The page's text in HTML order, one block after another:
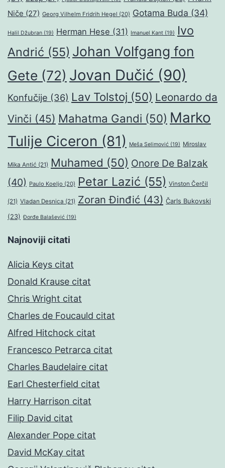
Niče (27) Georg Vilhelm Fridrih Hegel (20) Gotama Buda (34)
Halil Džubran (19) Herman Hese (31) Imanuel Kant (19)
Ivo
Andrić (55) Johan Volfgang fon
Gete (72) Jovan Dučić (90)
Konfučije (36) Lav Tolstoj (50) Leonardo da
Vinči (45) Mahatma Gandi (50) Marko
Tulije Ciceron (81) Meša Selimović (19) Miroslav
Mika Antić (21) Muhamed (50) Onore De Balzak
(40) Paulo Koeljo (20) Petar Lazić (55) Vinston Čerčil
(21) Vladan Desnica (21) Zoran Đinđić (43) Čarls Bukovski
(23) Đorđe Balašević (19)
Najnoviji citati
Alicia Keys citat
Donald Krause citat
Chris Wright citat
Charles de Foucauld citat
Alfred Hitchock citat
Francesco Petrarca citat
Charles Baudelaire citat
Earl Chesterfield citat
Harry Harrison citat
Filip David citat
Alexander Pope citat
David McKay citat